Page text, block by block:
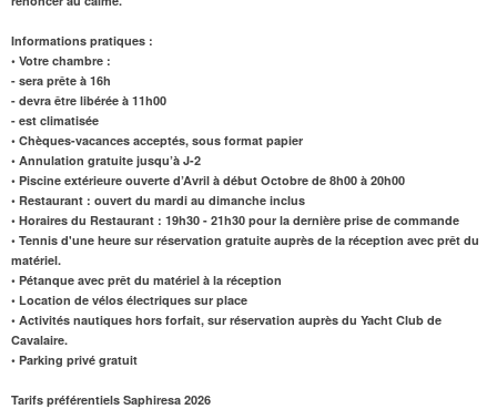
Informations pratiques :
• Votre chambre :
- sera prête à 16h
- devra être libérée à 11h00
- est climatisée
• Chèques-vacances acceptés, sous format papier
• Annulation gratuite jusqu’à J-2
• Piscine extérieure ouverte d’Avril à début Octobre de 8h00 à 20h00
• Restaurant : ouvert du mardi au dimanche inclus
• Horaires du Restaurant : 19h30 - 21h30 pour la dernière prise de commande
• Tennis d'une heure sur réservation gratuite auprès de la réception avec prêt du
matériel.
• Pétanque avec prêt du matériel à la réception
• Location de vélos électriques sur place
• Activités nautiques hors forfait, sur réservation auprès du Yacht Club de
Cavalaire.
• Parking privé gratuit
Tarifs préférentiels Saphiresa 2026